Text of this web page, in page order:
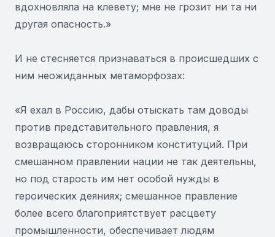
вдохновляла на клевету; мне не грозит ни та ни
другая опасность.»
И не стесняется признаваться в происшедших с
ним неожиданных метаморфозах:
«Я ехал в Россию, дабы отыскать там доводы
против представительного правления, я
возвращаюсь сторонником конституций. При
смешанном правлении нации не так деятельны,
но под старость им нет особой нужды в
героических деяниях; смешанное правление
более всего благоприятствует расцвету
промышленности, обеспечивает людям